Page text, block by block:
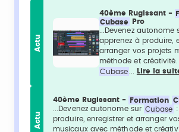
Actu
40ème Rugissant -
Cubase
Pro
...Devenez autonome
apprenez à produire,
arranger vos projets
méthode et créativité.
Cubase
Lire la
Actu
40ème Rugissant - Formation
...Devenez autonome sur Cubase
produire, enregistrer et arranger
musicaux avec méthode et